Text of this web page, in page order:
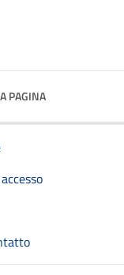
PAGINA